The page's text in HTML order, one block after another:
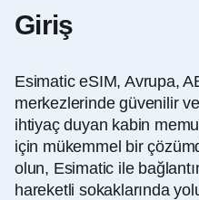
Giriş
Esimatic eSIM, Avrupa,
merkezlerinde güvenilir
ihtiyaç duyan kabin
için mükemmel bir
olun, Esimatic ile
hareketli sokaklarında